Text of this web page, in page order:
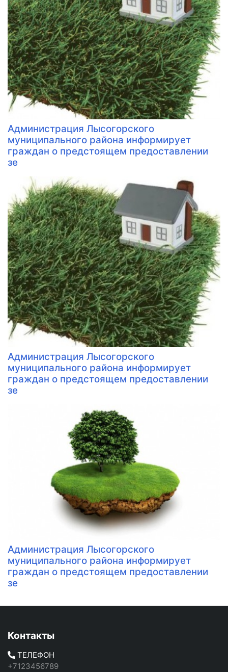
Администрация Лысогорского
муниципального района информирует
граждан о предстоящем предоставлении
зе
Администрация Лысогорского
муниципального района информирует
граждан о предстоящем предоставлении
зе
Администрация Лысогорского
муниципального района информирует
граждан о предстоящем предоставлении
зе
Контакты
ТЕЛЕФОН
+7123456789